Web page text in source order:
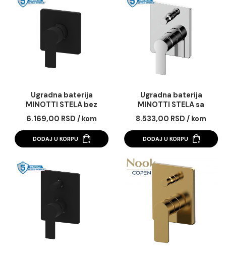
MINOTTI QUADRA NEW
sa prebacivačem mat
crna
DODAJ U KORPU
MINOTTI STELA
prebacivača
5.638,00 RSD /
DODAJ U KORPU
Ugradna baterija
MINOTTI STELA bez
prebacivača mat crna
6.169,00 RSD / kom
Ugradna baterija
MINOTTI STELA
prebacivačem
8.533,00 RSD /